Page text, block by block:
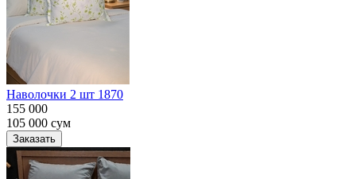
Наволочки 2 шт 1870
155 000
105 000 сум
Заказать